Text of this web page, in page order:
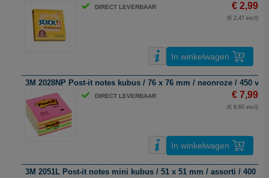
DIRECT LEVERBAAR € 2,99
(€ 2,47 excl)
In winkelwagen
3M 2028NP Post-it notes kubus / 76 x 76 mm / neonroze / 450 vel
DIRECT LEVERBAAR € 7,99
(€ 6,60 excl)
In winkelwagen
3M 2051L Post-it notes mini kubus / 51 x 51 mm / assorti / 400 vel